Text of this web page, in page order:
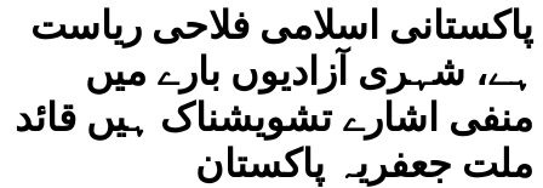
پاکستانی اسلامی فلاحی ریاست
ہے، شہری آزادیوں بارے میں
منفی اشارے تشویشناک ہیں قائد
ملت جعفریہ پاکستان